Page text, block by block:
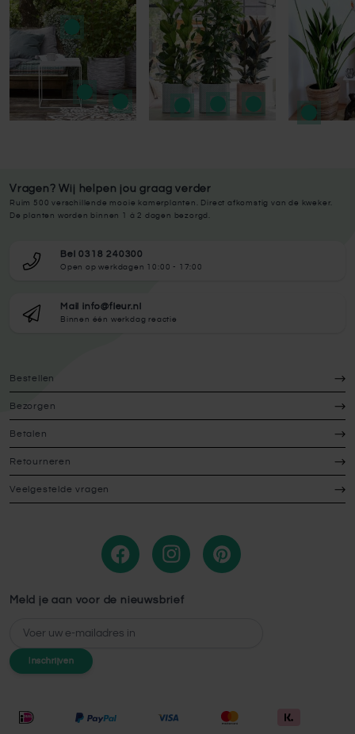
Vragen? Wij helpen jou graag verder
Ruim 500 verschillende mooie kamerplanten. Direct afkomstig van de kweker.
De planten worden binnen 1 à 2 dagen bezorgd.
Bel 0318 240300
Open op werkdagen 10:00 - 17:00
Mail info@fleur.nl
Binnen één werkdag reactie
Bestellen
Bezorgen
Betalen
Retourneren
Veelgestelde vragen
Meld je aan voor de nieuwsbrief
E-mailadres
Inschrijven